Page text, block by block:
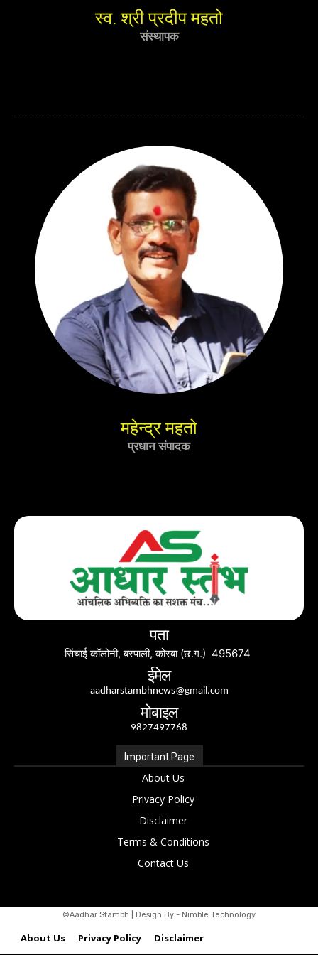
स्व. श्री प्रदीप महतो
संस्थापक
महेन्द्र महतो
प्रधान संपादक
पता
सिंचाई कॉलोनी, बरपाली, कोरबा (छ.ग.) 495674
ईमेल
aadharstambhnews@gmail.com
मोबाइल
9827497768
Important Page
About Us
Privacy Policy
Disclaimer
Terms & Conditions
Contact Us
©Aadhar Stambh | Design By - Nimble Technology
About Us Privacy Policy Disclaimer